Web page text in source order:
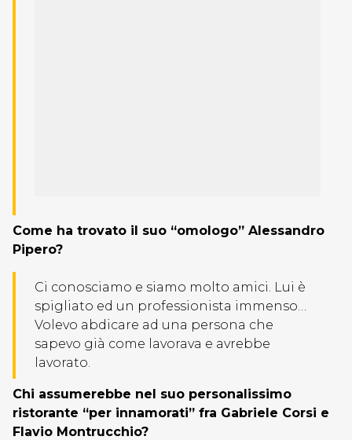
Come ha trovato il suo “omologo” Alessandro
Pipero?
Ci conosciamo e siamo molto amici. Lui è
spigliato ed un professionista immenso…
Volevo abdicare ad una persona che
sapevo già come lavorava e avrebbe
lavorato.
Chi assumerebbe nel suo personalissimo
ristorante “per innamorati” fra Gabriele Corsi e
Flavio Montrucchio?